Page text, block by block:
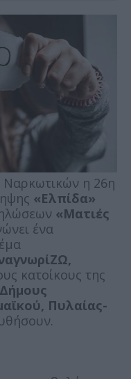
η 26η
«Ελπίδα»
«Ματιές
ένα
κατοίκους της
Πυλαίας-